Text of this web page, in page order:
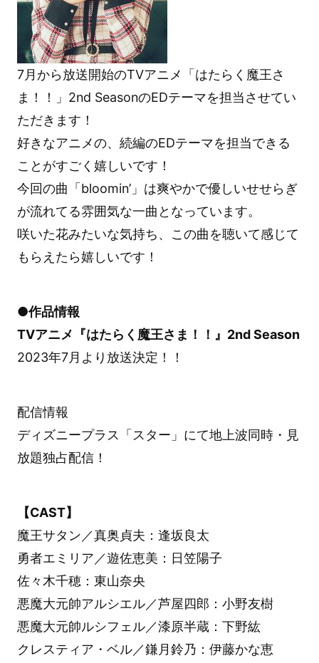
7月から放送開始のTVアニメ「はたらく魔王さ
ま！！」2nd SeasonのEDテーマを担当させてい
ただきます！
好きなアニメの、続編のEDテーマを担当できる
ことがすごく嬉しいです！
今回の曲「bloomin’」は爽やかで優しいせせらぎ
が流れてる雰囲気な一曲となっています。
咲いた花みたいな気持ち、この曲を聴いて感じて
もらえたら嬉しいです！
●作品情報
TVアニメ『はたらく魔王さま！！』2nd Season
2023年7月より放送決定！！
配信情報
ディズニープラス「スター」にて地上波同時・見
放題独占配信！
【CAST】
魔王サタン／真奥貞夫：逢坂良太
勇者エミリア／遊佐恵美：日笠陽子
佐々木千穂：東山奈央
悪魔大元帥アルシエル／芦屋四郎：小野友樹
悪魔大元帥ルシフェル／漆原半蔵：下野紘
クレスティア・ベル／鎌月鈴乃：伊藤かな恵